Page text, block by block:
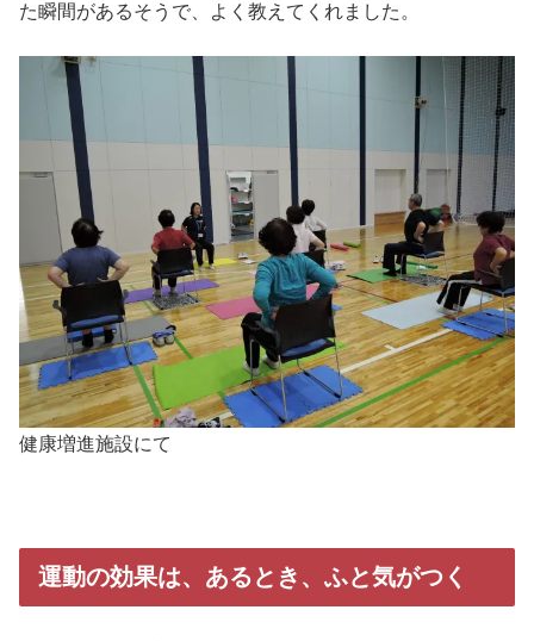
た瞬間があるそうで、よく教えてくれました。
健康増進施設にて
運動の効果は、あるとき、ふと気がつく